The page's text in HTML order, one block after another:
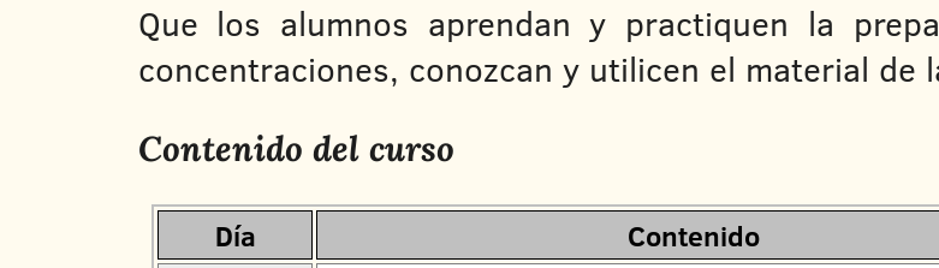
Que los alumnos aprendan y practiquen la
concentraciones, conozcan y utilicen el material de
Contenido del curso
Día Contenido